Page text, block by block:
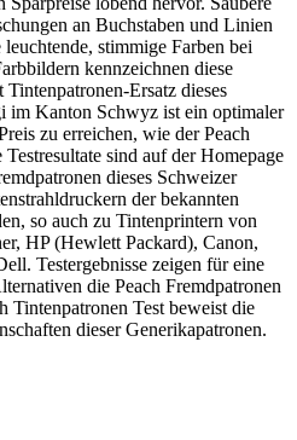
an Buchstaben und Linien
stimmige Farben bei
kennzeichnen diese
Ersatz dieses
im Kanton Schwyz ist ein optimaler
zu erreichen, wie der Peach
sind auf der Homepage
dieses Schweizer
der bekannten
so auch zu Tintenprintern von
HP (Hewlett Packard), Canon,
Testergebnisse zeigen für eine
die Peach Fremdpatronen
Tintenpatronen Test beweist die
dieser Generikapatronen.